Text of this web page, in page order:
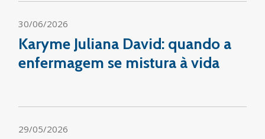
30/06/2026
Karyme Juliana David: quando a
enfermagem se mistura à vida
29/05/2026